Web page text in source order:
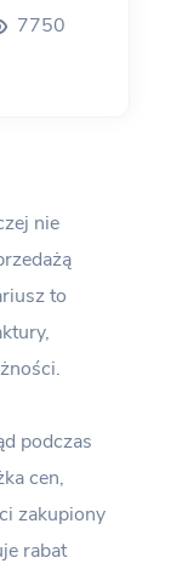
7750
nie
to
podczas
cen,
zakupiony
rabat